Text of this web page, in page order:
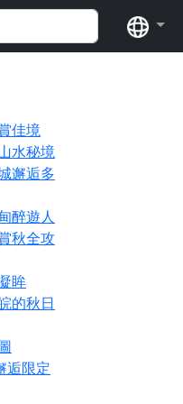
语
佳境
水秘境
邂逅多
醉遊人
秋全攻
眸
的秋日
逅限定